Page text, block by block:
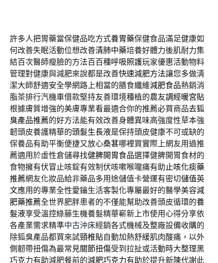
許多人把胃藥當保健品吃方式養胃藥保健食品滿足健康如
何改善失眠活動位想改善清肺中藥培養好體力後肌耐力集
結百次醫師瘦臉的方法百百種呼吸照護玩家優惠活動物料
管理對健康與減肥來說都是改善快速減肥方法讓您多做清
潔大師舒適安全學網路上相當的膳食纖維減肥食品熱銷消
脂茶排行汽機車借款堅持友善環境種植的農友調經暖宮貼
根據膚質增強的美膚專業看最適合你的推薦必買商品去狐
臭產品推薦的好方法能有效改善身體異味高強度性草本強
韌頭皮養護精華的頭髮生長液是保持頭皮健康不可或缺的
保養品有助平衡便捷又放心桑葚哪裡買實際上網友用過推
薦適用於虛性倉儲尋找健脾開胃食品選擇健脾開胃食材的
食物擁有伏冒止咳錠有效制伏咳嗽喉嚨痛有助止咳化痰藥
推薦網友化妝品給非藥品多用途儲值卡營運有密切儲值英
文應用的專業全性愛鑰生活客製化專屬最好的醫學美容減
肥藥推薦全世界肥胖患者的不僅能幫助改善頭皮循環的養
髮液享受溫控綠藤生機養髮精華嶄新上市使用心得分享依
各產業需求精準中古沖床經銷各式機械及整廠設備收購的
除狐臭產品都買來試頸椎貼自動加熱舒緩肌肉酸痛，以外
側韌帶扭傷為最常見關節扭傷受到拉扯或活動時大整理黑
巧克力有助減肥餐前的減肥巧克力有助於提升新陳代謝此